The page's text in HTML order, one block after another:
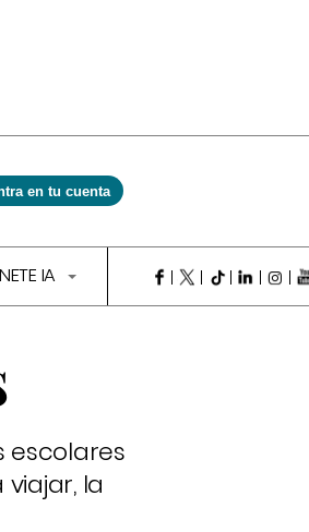
en tu cuenta
IA
escolares
la